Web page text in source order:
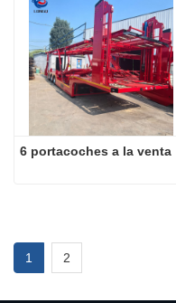
6 portacoches a la venta
1 2